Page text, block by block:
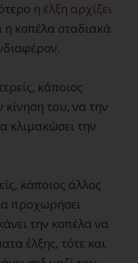
η έλξη αρχίζει
η κοπέλα σταδιακά
κάποιος
κίνηση του, να την
κλιμακώσει την
κάποιος άλλος
προχωρήσει
την κοπέλα να
έλξης, τότε και